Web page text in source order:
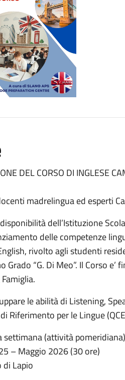
DEL CORSO DI INGLESE
madrelingua ed esperti
dell’Istituzione
delle competenze
rivolto agli studenti
Grado “G. Di Meo”. Il Corso
le abilità di Listening,
Riferimento per le Lingue
settimana (attività pomeridiana)
– Maggio 2026 (30 ore)
di Lapio